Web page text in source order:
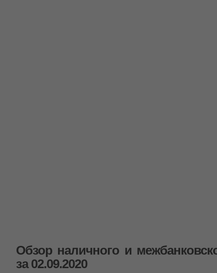
Обзор наличного и
за 02.09.2020